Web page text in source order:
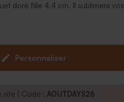
doré fille 4,4 cm. Il sublimera vos
parfaitement pour la
sceller avec originalité.
Personnaliser
site | Code :AOUTDAYS26